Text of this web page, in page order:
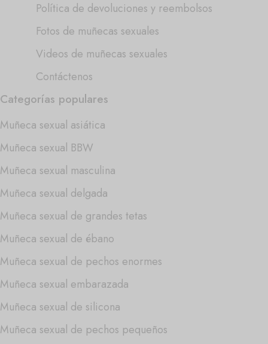
Política de devoluciones y reembolsos
Fotos de muñecas sexuales
Videos de muñecas sexuales
Contáctenos
Categorías populares
Muñeca sexual asiática
Muñeca sexual BBW
Muñeca sexual masculina
Muñeca sexual delgada
Muñeca sexual de grandes tetas
Muñeca sexual de ébano
Muñeca sexual de pechos enormes
Muñeca sexual embarazada
Muñeca sexual de silicona
Muñeca sexual de pechos pequeños